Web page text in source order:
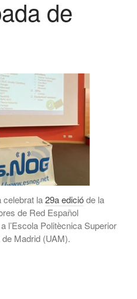
connectivitat al CATNIX amb la
migració a Templus
l’automatització de xarxes, del
BGP a la intel·ligència artificial
El CATNIX renova el servidor
arrel J de DNS
juliol 2026
abril 2026
febrer 2026
desembre 2025
de
celebrat la29a edicióde la
de Red Español
l’Escola Politècnica Superior
Madrid (UAM).